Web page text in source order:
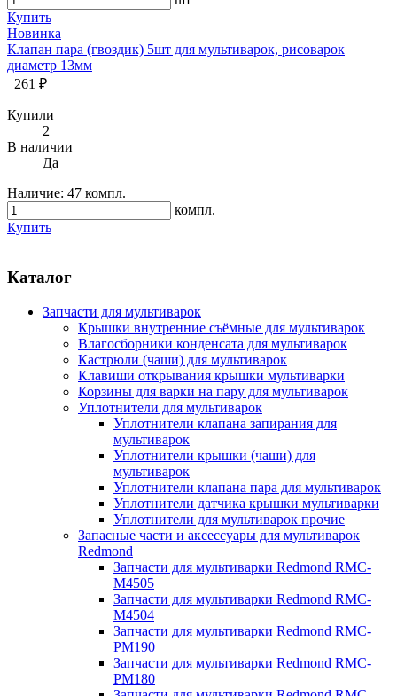
Купить
Новинка
Клапан пара (гвоздик) 5шт для мультиварок, рисоварок
диаметр 13мм
261 ₽
Купили
2
В наличии
Да
Наличие: 47 компл.
компл.
Купить
Каталог
Запчасти для мультиварок
Крышки внутренние съёмные для мультиварок
Влагосборники конденсата для мультиварок
Кастрюли (чаши) для мультиварок
Клавиши открывания крышки мультиварки
Корзины для варки на пару для мультиварок
Уплотнители для мультиварок
Уплотнители клапана запирания для
мультиварок
Уплотнители крышки (чаши) для
мультиварок
Уплотнители клапана пара для мультиварок
Уплотнители датчика крышки мультиварки
Уплотнители для мультиварок прочие
Запасные части и аксессуары для мультиварок
Redmond
Запчасти для мультиварки Redmond RMC-
M4505
Запчасти для мультиварки Redmond RMC-
M4504
Запчасти для мультиварки Redmond RMC-
PM190
Запчасти для мультиварки Redmond RMC-
PM180